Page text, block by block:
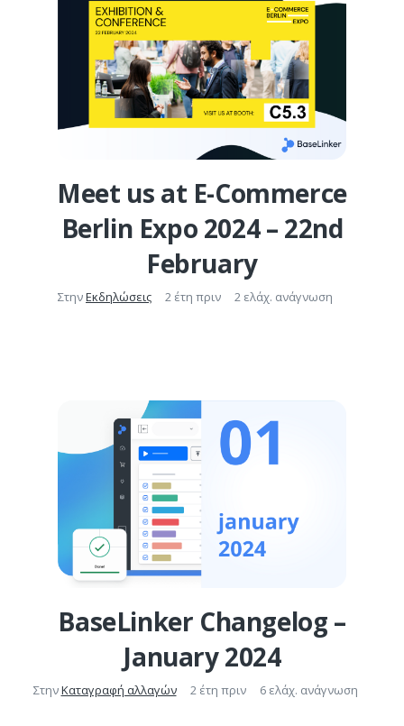
Meet us at E-Commerce
Berlin Expo 2024 – 22nd
February
ΣτηνΕκδηλώσεις 2 έτη πριν 2 ελάχ. ανάγνωση
BaseLinker Changelog –
January 2024
ΣτηνΚαταγραφή αλλαγών 2 έτη πριν 6 ελάχ. ανάγνωση